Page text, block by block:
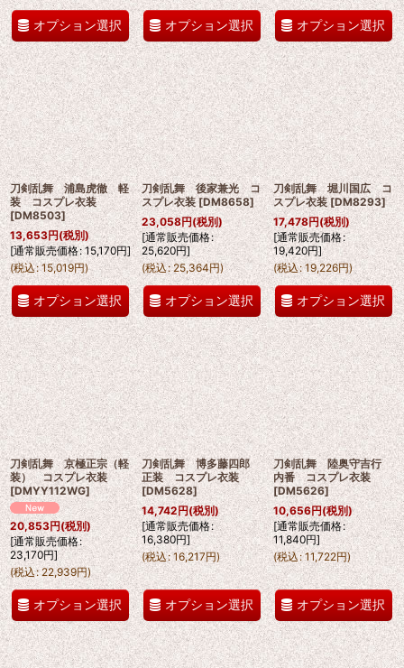
オプション選択 オプション選択 オプション選択
刀剣乱舞 浦島虎徹 軽
装 コスプレ衣装
[DM8503]
13,653円(税別)
[通常販売価格: 15,170円]
(税込: 15,019円)
オプション選択
刀剣乱舞 後家兼光 コ
スプレ衣装 [DM8658]
23,058円(税別)
[通常販売価格:
25,620円]
(税込: 25,364円)
オプション選択
刀剣乱舞 堀川国広 コ
スプレ衣装 [DM8293]
17,478円(税別)
[通常販売価格:
19,420円]
(税込: 19,226円)
オプション選択
刀剣乱舞 京極正宗（軽
装） コスプレ衣装
[DMYY112WG]
20,853円(税別)
[通常販売価格:
23,170円]
(税込: 22,939円)
オプション選択
刀剣乱舞 博多藤四郎
正装 コスプレ衣装
[DM5628]
14,742円(税別)
[通常販売価格:
16,380円]
(税込: 16,217円)
オプション選択
刀剣乱舞 陸奥守吉行
内番 コスプレ衣装
[DM5626]
10,656円(税別)
[通常販売価格:
11,840円]
(税込: 11,722円)
オプション選択